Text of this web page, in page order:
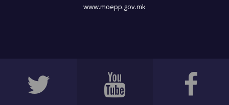
www.moepp.gov.mk